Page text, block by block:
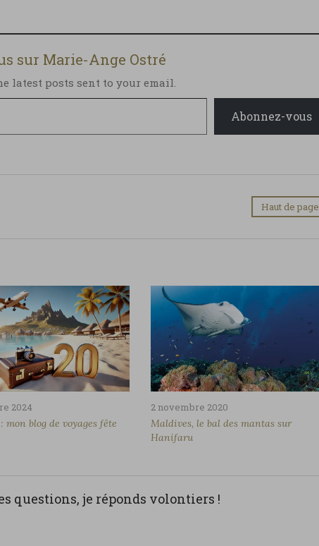
sur Marie-Ange Ostré
latest posts sent to your email.
Abonnez-vous
Haut de page
2024
mon blog de voyages fête
2 novembre 2020
Maldives, le bal des mantas sur
Hanifaru
questions, je réponds volontiers !